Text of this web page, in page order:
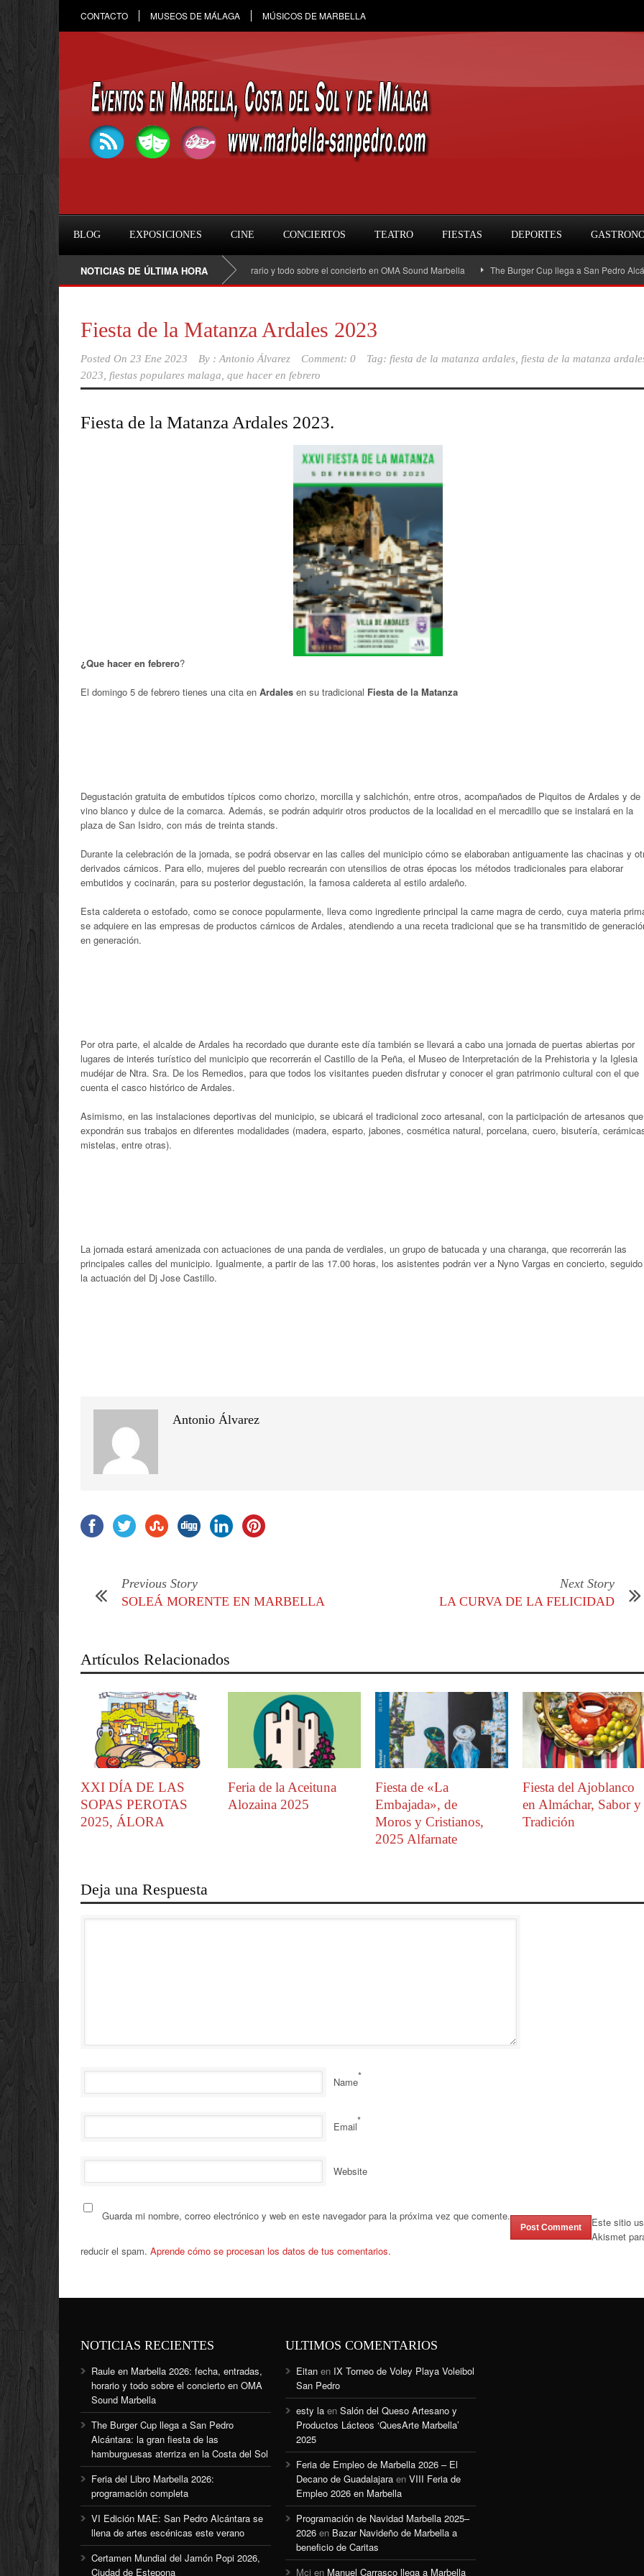
CONTACTO MUSEOS DE MÁLAGA MÚSICOS DE MARBELLA
BLOG EXPOSICIONES CINE CONCIERTOS TEATRO FIESTAS DEPORTES
NOTICIAS DE ÚLTIMA HORA
Raule en Marbella 2026: fecha, entradas, horario y todo sobre el concierto en OMA Sound Marbella The Burger Cup llega a San Pedro Alcántara:
Fiesta de la Matanza Ardales 2023
Posted On 23 Ene 2023 By : Antonio Álvarez Comment: 0 Tag: fiesta de la matanza ardales fiesta de la matanza
2023
fiestas populares malaga que hacer en febrero
Fiesta de la Matanza Ardales 2023.
¿Que hacer en febrero?
El domingo 5 de febrero tienes una cita en Ardales en su tradicional Fiesta de la Matanza
Degustación gratuita de embutidos típicos como chorizo, morcilla y salchichón, entre otros, acompañados de Piquitos de Ardales y de
vino blanco y dulce de la comarca. Además, se podrán adquirir otros productos de la localidad en el mercadillo que se instalará en la
plaza de San Isidro, con más de treinta stands.
Durante la celebración de la jornada, se podrá observar en las calles del municipio cómo se elaboraban antiguamente las chacinas y
derivados cárnicos. Para ello, mujeres del pueblo recrearán con utensilios de otras épocas los métodos tradicionales para elaborar
embutidos y cocinarán, para su posterior degustación, la famosa caldereta al estilo ardaleño.
Esta caldereta o estofado, como se conoce popularmente, lleva como ingrediente principal la carne magra de cerdo, cuya materia
se adquiere en las empresas de productos cárnicos de Ardales, atendiendo a una receta tradicional que se ha transmitido de
en generación.
Por otra parte, el alcalde de Ardales ha recordado que durante este día también se llevará a cabo una jornada de puertas abiertas por
lugares de interés turístico del municipio que recorrerán el Castillo de la Peña, el Museo de Interpretación de la Prehistoria y la Iglesia
mudéjar de Ntra. Sra. De los Remedios, para que todos los visitantes pueden disfrutar y conocer el gran patrimonio cultural con el que
cuenta el casco histórico de Ardales.
Asimismo, en las instalaciones deportivas del municipio, se ubicará el tradicional zoco artesanal, con la participación de artesanos que
expondrán sus trabajos en diferentes modalidades (madera, esparto, jabones, cosmética natural, porcelana, cuero, bisutería,
mistelas, entre otras).
La jornada estará amenizada con actuaciones de una panda de verdiales, un grupo de batucada y una charanga, que recorrerán las
principales calles del municipio. Igualmente, a partir de las 17.00 horas, los asistentes podrán ver a Nyno Vargas en concierto,
la actuación del Dj Jose Castillo.
Antonio Álvarez
Previous Story
SOLEÁ MORENTE EN MARBELLA
Next Story
LA CURVA DE LA FELICIDAD
Artículos Relacionados
XXI DÍA DE LAS
SOPAS PEROTAS
2025, ÁLORA
Feria de la Aceituna
Alozaina 2025
Fiesta de «La
Embajada», de
Moros y Cristianos,
2025 Alfarnate
Fiesta del Ajoblanco
en Almáchar, Sabor y
Tradición
Deja una Respuesta
Name*
Email*
Website
Guarda mi nombre, correo electrónico y web en este navegador para la próxima vez que comente.
Este sitio
Akismet
reducir el spam. Aprende cómo se procesan los datos de tus comentarios.
NOTICIAS RECIENTES
Raule en Marbella 2026: fecha, entradas,
horario y todo sobre el concierto en OMA
Sound Marbella
The Burger Cup llega a San Pedro
Alcántara: la gran fiesta de las
hamburguesas aterriza en la Costa del Sol
Feria del Libro Marbella 2026:
programación completa
VI Edición MAE: San Pedro Alcántara se
llena de artes escénicas este verano
Certamen Mundial del Jamón Popi 2026,
Ciudad de Estepona
ULTIMOS COMENTARIOS
Eitan en IX Torneo de Voley Playa Voleibol
San Pedro
esty la en Salón del Queso Artesano y
Productos Lácteos ‘QuesArte Marbella’
2025
Feria de Empleo de Marbella 2026 – El
Decano de Guadalajara en VIII Feria de
Empleo 2026 en Marbella
Programación de Navidad Marbella 2025–
2026 en Bazar Navideño de Marbella a
beneficio de Caritas
Mcj en Manuel Carrasco llega a Marbella